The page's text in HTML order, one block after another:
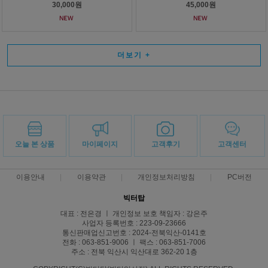
30,000원
45,000원
더보기 +
오늘 본 상품 마이페이지 고객후기 고객센터
이용안내 이용약관 개인정보처리방침 PC버전
빅터탑
대표 : 전은경 ㅣ 개인정보 보호 책임자 : 강은주
사업자 등록번호 : 223-09-23666
통신판매업신고번호 : 2024-전북익산-0141호
전화 : 063-851-9006 ㅣ 팩스 : 063-851-7006
주소 : 전북 익산시 익산대로 362-20 1층